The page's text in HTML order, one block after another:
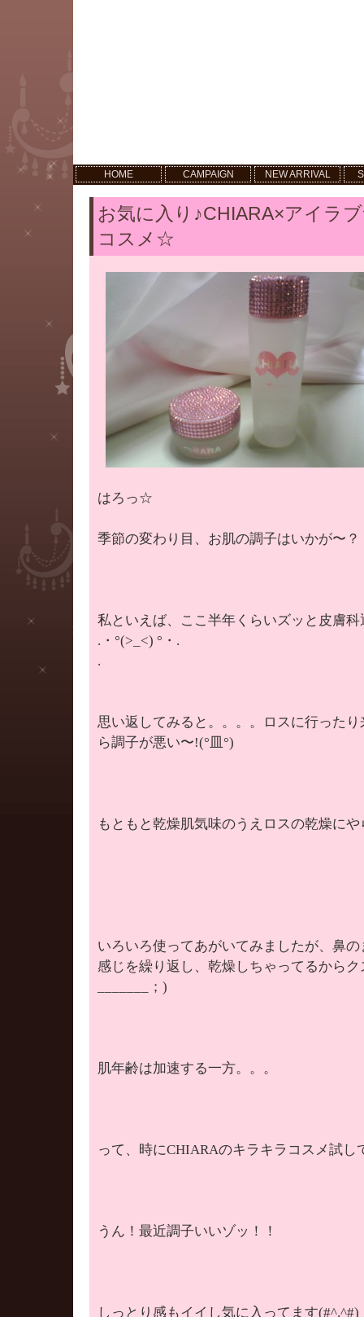
HOME CAMPAIGN NEW ARRIVAL
お気に入り♪CHIARA×アイラ
コスメ☆
はろっ☆
季節の変わり目、お肌の調子はいかが〜？
私といえば、ここ半年くらいズッと皮膚
.・°(>_<) °・.
.
思い返してみると。。。。ロスに行った
ら調子が悪い〜!(°皿°)
もともと乾燥肌気味のうえロスの乾燥に
いろいろ使ってあがいてみましたが、鼻
感じを繰り返し、乾燥しちゃってるから
_______；)
肌年齢は加速する一方。。。
って、時にCHIARAのキラキラコスメ試
うん！最近調子いいゾッ！！
しっとり感もイイし気に入ってます(#^.^#)